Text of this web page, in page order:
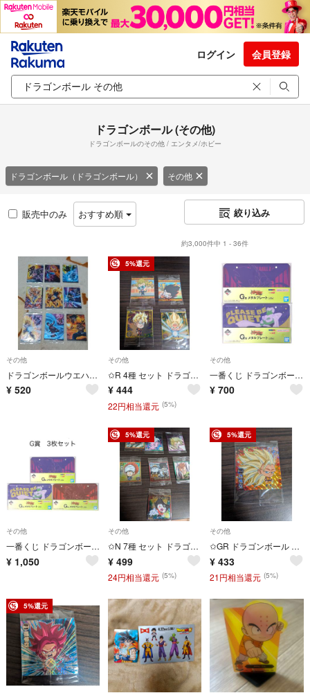
ログイン 会員登録
ドラゴンボール (その他)
ドラゴンボールのその他 / エンタメ/ホビー
ドラゴンボール（ドラゴンボール） その他
販売中のみ おすすめ順 絞り込み
約3,000件中 1 - 36件
その他
ドラゴンボールウエハース
¥ 520
5%還元
その他
✩R 4種 セット ドラゴンボール 超戦士シールウエハース超 12
¥ 444
22円相当還元 (5%)
その他
一番くじ ドラゴンボール スペクタクルバトル G賞 メタルプレート 2枚セット
¥ 700
その他
一番くじ ドラゴンボール スペクタクルバトル G賞 メタルプレート 3枚セット
¥ 1,050
5%還元
その他
✩N 7種 セット ドラゴンボール 超戦士シールウエハース超 12
¥ 499
24円相当還元 (5%)
5%還元
その他
✩GR ドラゴンボール 超戦士シールウエハース超 12 孫悟空 ミニ
¥ 433
21円相当還元 (5%)
5%還元